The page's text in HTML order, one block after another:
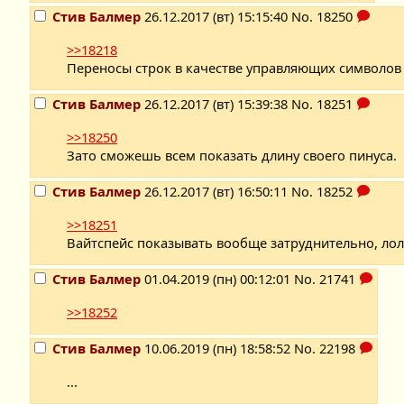
Стив Балмер 26.12.2017 (вт) 15:15:40 No. 18250
>>18218
Переносы строк в качестве управляющих символов
Стив Балмер 26.12.2017 (вт) 15:39:38 No. 18251
>>18250
Зато сможешь всем показать длину своего пинуса.
Стив Балмер 26.12.2017 (вт) 16:50:11 No. 18252
>>18251
Вайтспейс показывать вообще затруднительно,
Стив Балмер 01.04.2019 (пн) 00:12:01 No. 21741
>>18252
Стив Балмер 10.06.2019 (пн) 18:58:52 No. 22198
...